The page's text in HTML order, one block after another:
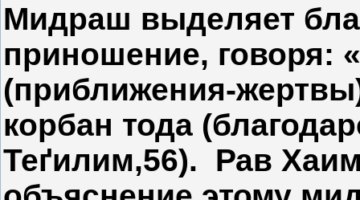
Мидраш выделяет
приношение, говоря:
(приближения-
корбан тода
Теґилим,56). Рав